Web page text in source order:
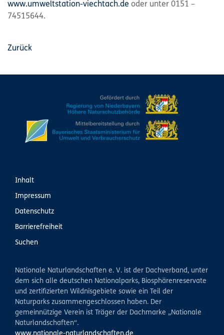
www.umweltstation-viechtach.de oder unter 0151 –
74515644.
Zurück
Inhalt
Impressum
Datenschutz
Barrierefreiheit
Suchen
Nationale Naturlandschaften e. V. ist der Dachverband, unter
dem sich alle deutschen Nationalparks, Biosphärenreservate
und zertifizierten Wildnisgebiete sowie ein Teil der
Naturparks zusammengeschlossen haben. Der
gemeinnützige Verein ist Träger der Dachmarke „Nationale
Naturlandschaften“.